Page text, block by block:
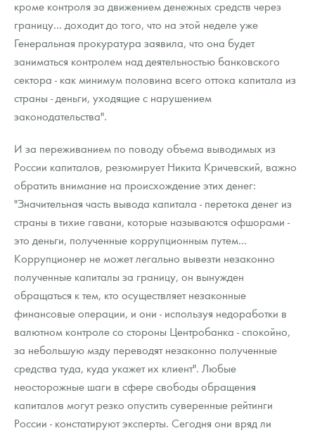
кроме контроля за движением денежных средств через
границу... доходит до того, что на этой неделе уже
Генеральная прокуратура заявила, что она будет
заниматься контролем над деятельностью банковского
сектора - как минимум половина всего оттока капитала из
страны - деньги, уходящие с нарушением
законодательства".
И за переживанием по поводу объема выводимых из
России капиталов, резюмирует Никита Кричевский, важно
обратить внимание на происхождение этих денег:
"Значительная часть вывода капитала - перетока денег из
страны в тихие гавани, которые называются офшорами -
это деньги, полученные коррупционным путем...
Коррупционер не может легально вывезти незаконно
полученные капиталы за границу, он вынужден
обращаться к тем, кто осуществляет незаконные
финансовые операции, и они - используя недоработки в
валютном контроле со стороны Центробанка - спокойно,
за небольшую мзду переводят незаконно полученные
средства туда, куда укажет их клиент". Любые
неосторожные шаги в сфере свободы обращения
капиталов могут резко опустить суверенные рейтинги
России - констатируют эксперты. Сегодня они вряд ли